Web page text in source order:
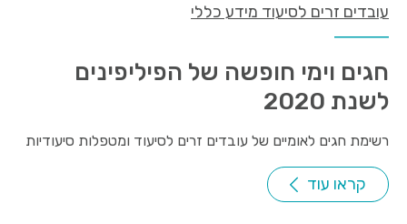
עובדים זרים לסיעוד מידע כללי
חגים וימי חופשה של הפיליפינים
לשנת 2020
רשימת חגים לאומיים של עובדים זרים לסיעוד ומטפלות סיעודיות
קראו עוד